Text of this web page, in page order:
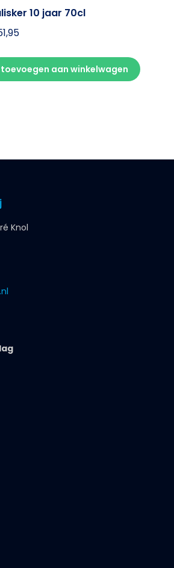
10 jaar 70cl
toevoegen aan winkelwagen
Knol